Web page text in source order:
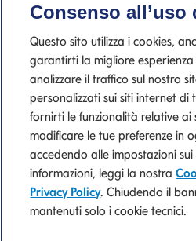
Consenso all’uso
Questo sito utilizza i cookies,
garantirti la migliore esperienza
analizzare il traffico sul nostro
personalizzati sui siti internet
fornirti le funzionalità relative ai
modificare le tue preferenze in
accedendo alle impostazioni
informazioni, leggi la nostra
Privacy Policy. Chiudendo il
mantenuti solo i cookie tecnici.